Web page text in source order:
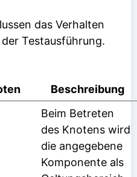
das Verhalten
Testausführung.
Beschreibung
Beim Betreten
des Knotens wird
die angegebene
Komponente als